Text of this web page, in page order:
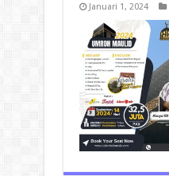
Januari 1, 2024